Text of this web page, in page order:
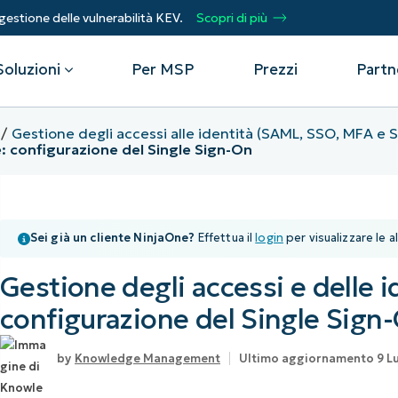
delle vulnerabilità KEV. Scopri di più
delle vulnerabilità
Device Management
delle risorse IT
Integrazioni
Microsoft Intune
Visualizza tutte le
integrazioni
Per reparto
Sicurezza
Dai
Per MSP Prezzi
Aggiungi valore, rendi felici i tuoi clienti.
Partner di alleanza tecnologica
Unisciti all'alleanza. Aumenta l'efficacia
Script Hub
Storie dei clienti
Podcast
Gestione degli accessi alle identità (SAML, SSO, MFA e
configurazione del Single Sign-On
Sei già un cliente NinjaOne? Effettua illogin per visualizzare le
Gestione degli accessi e delle
configurazione del Single
Knowledge Management Ultimo aggiornamento 9